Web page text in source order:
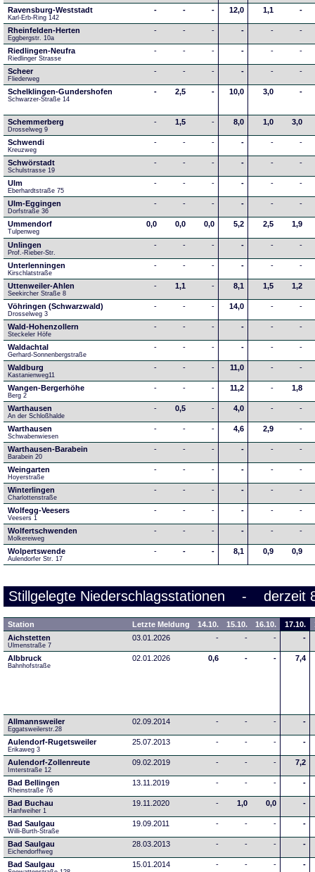
Ravensburg-Weststadt
Karl-Erb-Ring 142
- - - 12,0 1,1 -
Rheinfelden-Herten
Eggbergstr. 10a
- - - - - -
Riedlingen-Neufra
Riedlinger Strasse
- - - - - -
Scheer
Fliederweg
- - - - - -
Schelklingen-Gundershofen
Schwarzer-Straße 14
- 2,5 - 10,0 3,0 -
Schemmerberg
Drosselweg 9
- 1,5 - 8,0 1,0 3,0
Schwendi
Kreuzweg
- - - - - -
Schwörstadt
Schulstrasse 19
- - - - - -
Ulm
Eberhardtstraße 75
- - - - - -
Ulm-Eggingen
Dorfstraße 36
- - - - - -
Ummendorf
Tulpenweg
0,0 0,0 0,0 5,2 2,5 1,9
Unlingen
Prof.-Rieber-Str.
- - - - - -
Unterlenningen
Kirschlatstraße
- - - - - -
Uttenweiler-Ahlen
Seekircher Straße 8
- 1,1 - 8,1 1,5 1,2
Vöhringen (Schwarzwald)
Drosselweg 3
- - - 14,0 - -
Wald-Hohenzollern
Steckeler Höfe
- - - - - -
Waldachtal
Gerhard-Sonnenbergstraße
- - - - - -
Waldburg
Kastanienweg11
- - - 11,0 - -
Wangen-Bergerhöhe
Berg 2
- - - 11,2 - 1,8
Warthausen
An der Schloßhalde
- 0,5 - 4,0 - -
Warthausen
Schwabenwiesen
- - - 4,6 2,9 -
Warthausen-Barabein
Barabein 20
- - - - - -
Weingarten
Hoyerstraße
- - - - - -
Winterlingen
Charlottenstraße
- - - - - -
Wolfegg-Veesers
Veesers 1
- - - - - -
Wolfertschwenden
Molkereiweg
- - - - - -
Wolpertswende
Aulendorfer Str. 17
- - - 8,1 0,9 0,9
Stillgelegte Niederschlagsstationen - derzeit
Station Letzte Meldung 14.10. 15.10. 16.10. 17.10.
Aichstetten
Ulmenstraße 7
03.01.2026 - - - -
Albbruck
Bahnhofstraße
02.01.2026 0,6 - - 7,4
Allmannsweiler
Eggatsweilerstr.28
02.09.2014 - - - -
Aulendorf-Rugetsweiler
Erikaweg 3
25.07.2013 - - - -
Aulendorf-Zollenreute
Imterstraße 12
09.02.2019 - - - 7,2
Bad Bellingen
Rheinstraße 76
13.11.2019 - - - -
Bad Buchau
Hanfweiher 1
19.11.2020 - 1,0 0,0 -
Bad Saulgau
Willi-Burth-Straße
19.09.2011 - - - -
Bad Saulgau
Eichendorffweg
28.03.2013 - - - -
Bad Saulgau 15.01.2014 - - - -